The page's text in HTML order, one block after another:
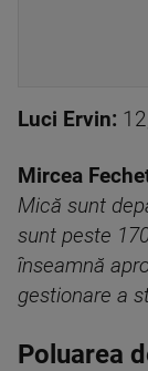
Luci Ervin:
Mircea
Mică sunt
sunt peste
înseamnă
gestionare a
Poluarea